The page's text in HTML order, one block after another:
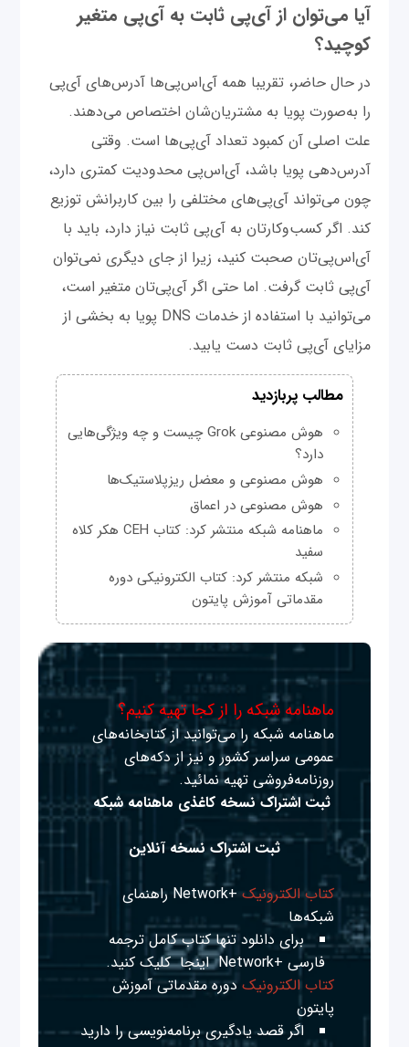
آیا می‌توان از آی‌پی ثابت به آی‌پی متغیر
کوچید؟
در حال حاضر، تقریبا همه آی‌اس‌پی‌ها آدرس‌های آی‌پی
را به‌صورت پویا به مشتریان‌شان اختصاص می‌دهند.
علت اصلی آن کمبود تعداد آی‌پی‌ها است. وقتی
آدرس‌‌دهی پویا باشد، آی‌اس‌پی محدودیت کمتری دارد،
چون می‌تواند آی‌پی‌های مختلفی را بین کاربرانش توزیع
کند. اگر کسب‌وکارتان به آی‌پی ثابت نیاز دارد، باید با
آی‌اس‌پی‌تان صحبت کنید، زیرا از جای دیگری نمی‌توان
آی‌پی ثابت گرفت. اما حتی اگر آی‌پی‌تان متغیر است،
می‌توانید با استفاده از خدمات DNS پویا به بخشی از
مزایای آی‌پی ثابت دست یابید.
مطالب پربازدید
هوش مصنوعی Grok چیست و چه ویژگی‌هایی
دارد؟
هوش مصنوعی و معضل ریزپلاستیک‌ها
هوش مصنوعی در اعماق
ماهنامه شبکه منتشر کرد: کتاب CEH هکر کلاه
سفید
شبکه منتشر کرد: کتاب الکترونیکی دوره
مقدماتی آموزش پایتون
ماهنامه شبکه را از کجا تهیه کنیم؟
ماهنامه شبکه را می‌توانید از کتابخانه‌های
عمومی سراسر کشور و نیز از دکه‌های
روزنامه‌فروشی تهیه نمائید.
ثبت اشتراک نسخه کاغذی ماهنامه شبکه
ثبت اشتراک نسخه آنلاین
کتاب الکترونیک
+Network راهنمای
شبکه‌ها
برای دانلود تنها کتاب کامل ترجمه
فارسی +Network
اینجا کلیک کنید.
کتاب الکترونیک دوره مقدماتی آموزش
پایتون
اگر قصد یادگیری برنامه‌نویسی را دارید